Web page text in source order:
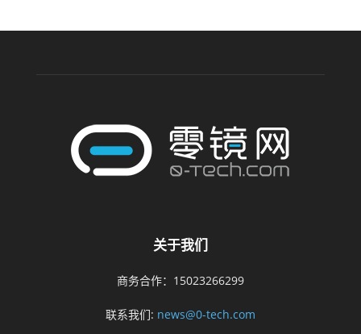
关于我们
商务合作：15023266299
联系我们: news@0-tech.com